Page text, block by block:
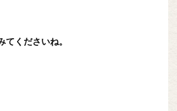
てくださいね。